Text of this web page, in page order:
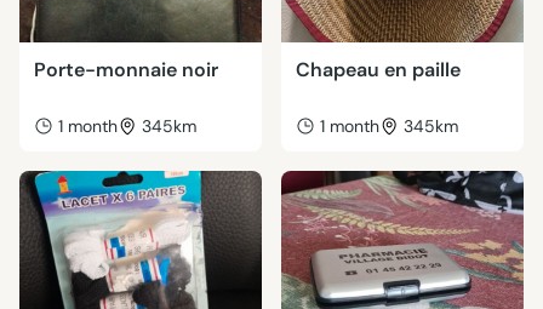
Porte-monnaie noir
1 month 345km
Chapeau en paille
1 month 345km